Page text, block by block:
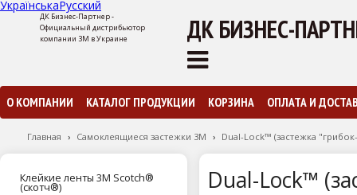
УкраїнськаРусский
ДК Бизнес-Партнер -
Официальный дистрибьютор
компании 3М в Украине
ДК БИЗНЕС-
О КОМПАНИИ КАТАЛОГ ПРОДУКЦИИ КОРЗИНА ОПЛАТА И
Главная › Самоклеящиеся застежки 3М › Dual-Lock™ (застежка
Клейкие ленты 3М Scotch®
(скотч®) Dual-Lock™